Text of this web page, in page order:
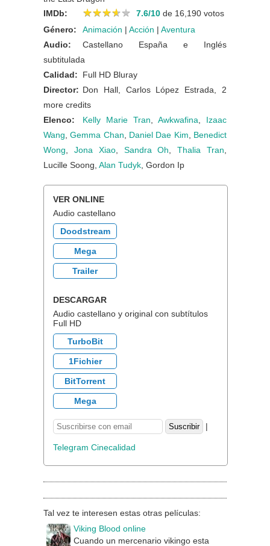
IMDb:
★★★★★
★★★★★ 7.6/10 de 16,190 votos
Género:
Animación | Acción | Aventura
Audio:
Castellano España e Inglés
subtitulada
Calidad:
Full HD Bluray
Director: Don Hall, Carlos López Estrada, 2
more credits
Elenco:
Kelly Marie Tran, Awkwafina, Izaac
Wang,Gemma Chan, Daniel Dae Kim, Benedict
Wong, Jona Xiao, Sandra Oh,Thalia Tran,
Lucille Soong, Alan Tudyk, Gordon Ip
VER ONLINE
Audio castellano
Doodstream
Mega
Trailer
DESCARGAR
Audio castellano y original con subtítulos
Full HD
TurboBit
1Fichier
BitTorrent
Mega
|
Telegram Cinecalidad
Tal vez te interesen estas otras películas:
Viking Blood online
Cuando un mercenario vikingo esta